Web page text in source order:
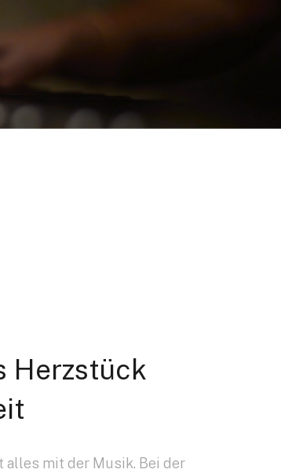
Herzstück
alles mit der Musik. Bei der